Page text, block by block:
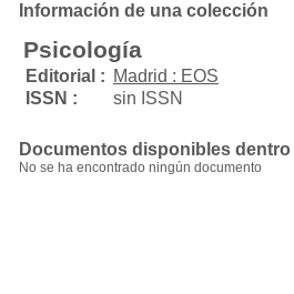
Información de una colección
Psicología
Editorial : Madrid : EOS
ISSN :
sin ISSN
Documentos disponibles
No se ha encontrado ningún documento